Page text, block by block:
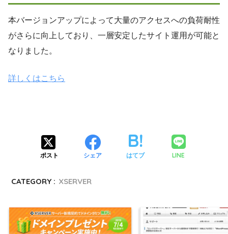
本バージョンアップによって大量のアクセスへの負荷耐性
がさらに向上しており、一層安定したサイト運用が可能と
なりました。
詳しくはこちら
ポスト シェア はてブ LINE
CATEGORY : XSERVER